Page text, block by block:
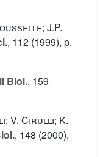
J.P.
, 112 (1999), p.
Biol., 159
V. Cirulli; K.
, 148 (2000),